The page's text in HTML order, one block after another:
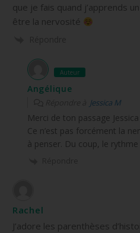
que je fais quand j’apprends
être la nervosité
Auteur
Angélique
Jessica M
Merci de ton passage Jessica
Ce n’est pas forcément la
à penser. Du coup, le rythme
Rachel
J’adore les parenthèses